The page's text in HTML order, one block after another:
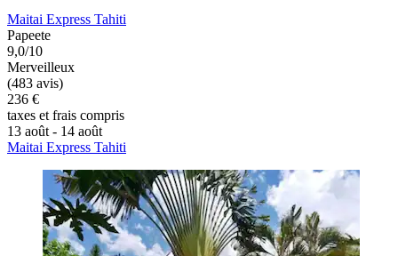
Maitai Express Tahiti
Papeete
9,0/10
Merveilleux
(483 avis)
236 €
taxes et frais compris
13 août - 14 août
Maitai Express Tahiti